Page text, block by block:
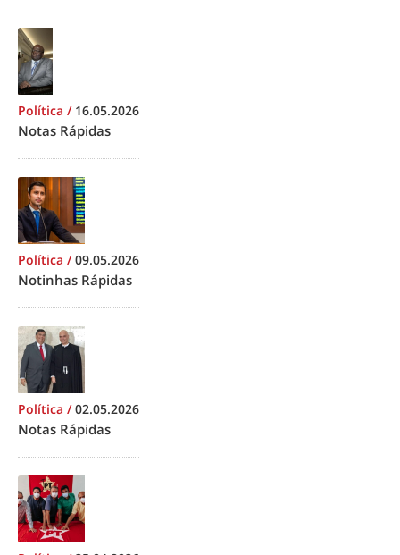
Política / 16.05.2026
Notas Rápidas
Política /09.05.2026
Notinhas Rápidas
Política /02.05.2026
Notas Rápidas